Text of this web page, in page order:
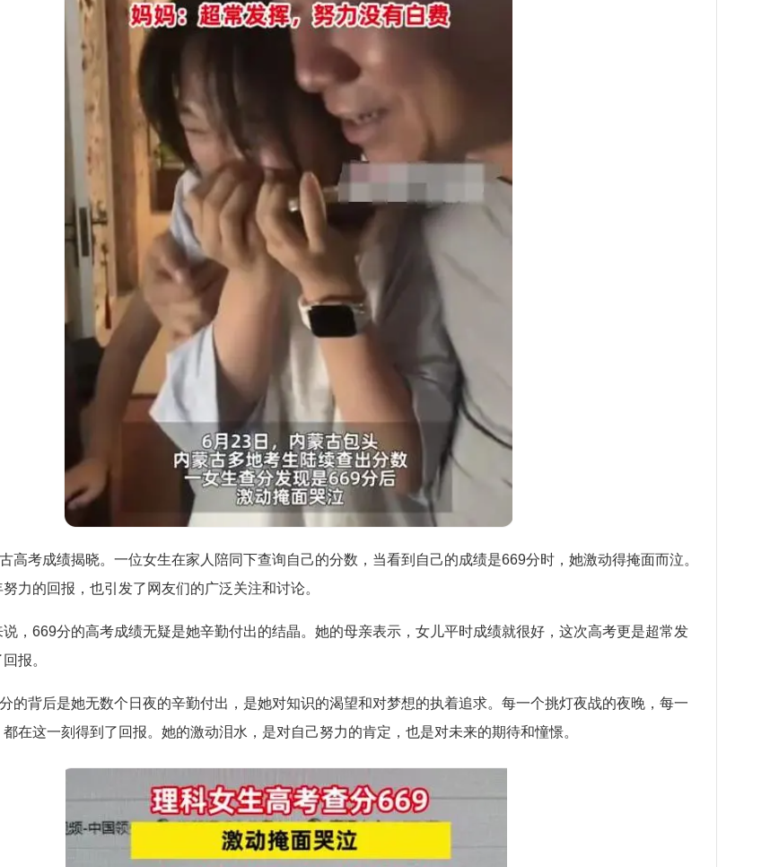
高考成绩揭晓。一位女生在家人陪同下查询自己的分数，当看到自己的成绩是669分时，她激动得掩面而泣。
力的回报，也引发了网友们的广泛关注和讨论。
，669分的高考成绩无疑是她辛勤付出的结晶。她的母亲表示，女儿平时成绩就很好，这次高考更是超常发
报。
的背后是她无数个日夜的辛勤付出，是她对知识的渴望和对梦想的执着追求。每一个挑灯夜战的夜晚，每一
在这一刻得到了回报。她的激动泪水，是对自己努力的肯定，也是对未来的期待和憧憬。